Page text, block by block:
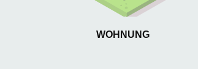
WOHNUNG